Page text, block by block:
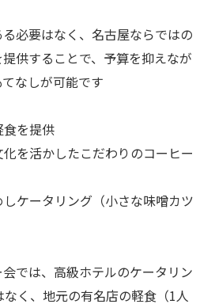
必要はなく、名古屋ならではの
供することで、予算を抑えなが
なしが可能です
を提供
を活かしたこだわりのコーヒー
ケータリング（小さな味噌カツ
では、高級ホテルのケータリン
く、地元の有名店の軽食（1人